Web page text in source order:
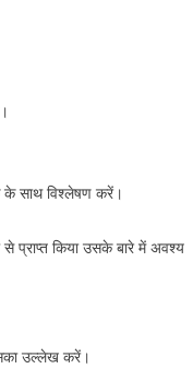
साथ विश्लेषण करें।
प्राप्त किया उसके बारे में अवश्य
उल्लेख करें।